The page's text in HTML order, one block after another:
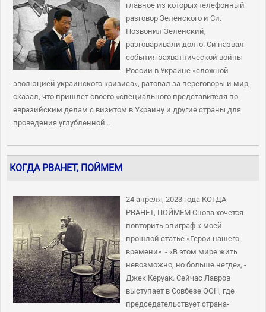
главное из которых телефонный
разговор Зеленского и Си.
Позвонил Зеленский,
разговаривали долго. Си назвал
события захватнической войны
России в Украине «сложной
эволюцией украинского кризиса», ратовал за переговоры и мир,
сказал, что пришлет своего «специального представителя по
евразийским делам с визитом в Украину и другие страны для
проведения углубленной...
КОГДА РВАНЕТ, ПОЙМЕМ
24 апреля, 2023 года КОГДА
РВАНЕТ, ПОЙМЕМ Снова хочется
повторить эпиграф к моей
прошлой статье «Герои нашего
времени» - «В этом мире жить
невозможно, но больше негде», -
Джек Керуак. Сейчас Лавров
выступает в Совбезе ООН, где
председательствует страна-